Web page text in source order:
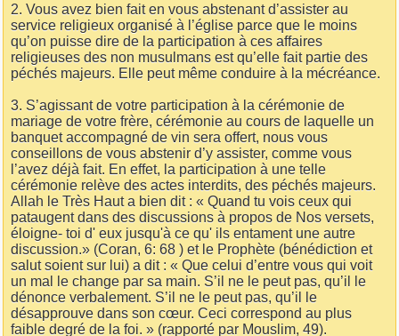
2. Vous avez bien fait en vous abstenant d’assister au
service religieux organisé à l’église parce que le moins
qu’on puisse dire de la participation à ces affaires
religieuses des non musulmans est qu’elle fait partie des
péchés majeurs. Elle peut même conduire à la mécréance.
3. S’agissant de votre participation à la cérémonie de
mariage de votre frère, cérémonie au cours de laquelle un
banquet accompagné de vin sera offert, nous vous
conseillons de vous abstenir d’y assister, comme vous
l’avez déjà fait. En effet, la participation à une telle
cérémonie relève des actes interdits, des péchés majeurs.
Allah le Très Haut a bien dit : « Quand tu vois ceux qui
pataugent dans des discussions à propos de Nos versets,
éloigne- toi d' eux jusqu'à ce qu' ils entament une autre
discussion.» (Coran, 6: 68 ) et le Prophète (bénédiction et
salut soient sur lui) a dit : « Que celui d’entre vous qui voit
un mal le change par sa main. S’il ne le peut pas, qu’il le
dénonce verbalement. S’il ne le peut pas, qu’il le
désapprouve dans son cœur. Ceci correspond au plus
faible degré de la foi. » (rapporté par Mouslim, 49).